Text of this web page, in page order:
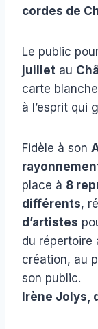
cordes de
Le public
juillet au
carte
à l’esprit qui
Fidèle à son
place à 8
différents,
d’artistes
du répertoire
création, au
son public.
Irène Jolys,